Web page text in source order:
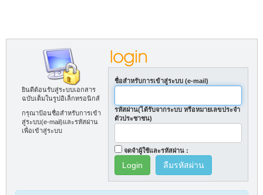
ชื่อสำหรับการเข้าสู่ระบบ (e-mail)
รหัสผ่าน(ได้รับจากระบบ หรือหมายเลขประจำ
ตัวประชาชน)
จดจำผู้ใช้และรหัสผ่าน :
ลืมรหัสผ่าน
ยินดีต้อนรับสู่ระบบเอกสาร
ฉบับเต็มในรูปอิเล็กทรอนิกส์
กรุณาป้อนชื่อสำหรับการเข้า
สู่ระบบ(e-mail)และรหัสผ่าน
เพื่อเข้าสู่ระบบ